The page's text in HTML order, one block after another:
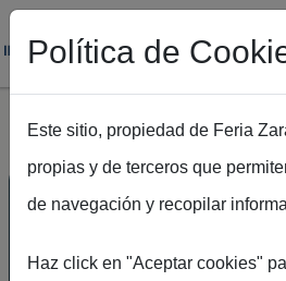
Pasar al contenido principal
Política de
Este sitio, propiedad de Feria
propias y de terceros que
de navegación y recopilar
Haz click en "Aceptar cookies"